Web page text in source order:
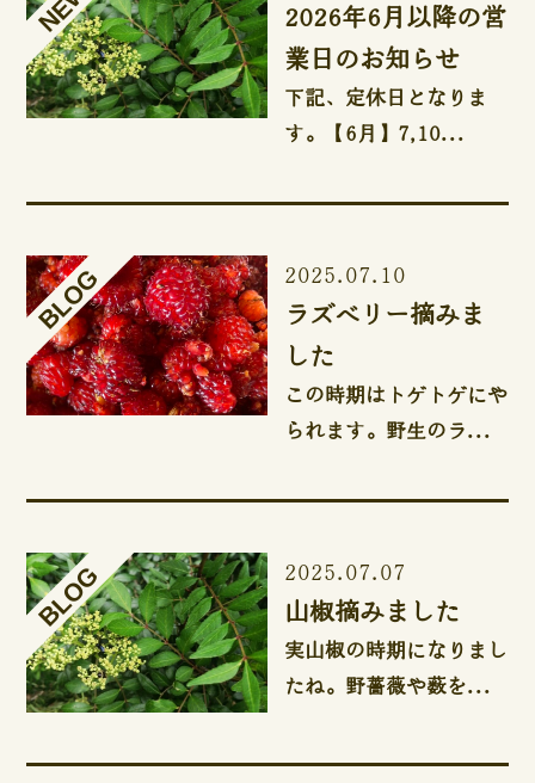
2026年6月以降の営
業日のお知らせ
下記、定休日となりま
す。【6月】7,10...
2025.07.10
ラズベリー摘みま
した
この時期はトゲトゲにや
られます。野生のラ...
2025.07.07
山椒摘みました
実山椒の時期になりまし
たね。野薔薇や薮を...